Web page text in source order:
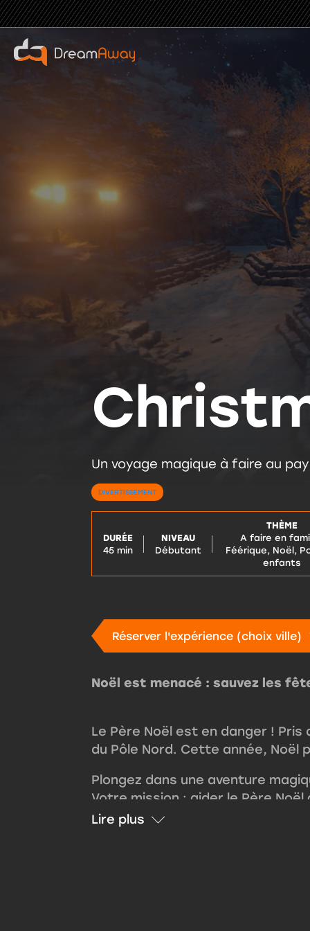
Un voyage magique à faire au
DIVERTISSEMENT
DURÉE
45 min
NIVEAU
Débutant
THÈME
A faire en
Féérique, Noël,
enfants
Réserver l'expérience (choix ville)
Noël est menacé : sauvez les
Le Père Noël est en danger !
du Pôle Nord. Cette année, Noël
Plongez dans une aventure
Votre mission : aider le Père
Pour réussir, vous devrez vous
Lire plus